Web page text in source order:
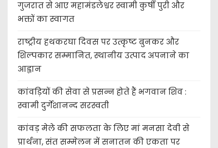
गुजरात से आए महामंडलेश्वर स्वामी कुर्षी पुरी और
भक्तों का स्वागत
राष्ट्रीय हथकरघा दिवस पर उत्कृष्ट बुनकर और
शिल्पकार सम्मानित, स्थानीय उत्पाद अपनाने का
आह्वान
कांवड़ियों की सेवा से प्रसन्न होते हैं भगवान शिव :
स्वामी दुर्गेशानन्द सरस्वती
कांवड़ मेले की सफलता के लिए मां मनसा देवी से
प्रार्थना, संत सम्मेलन में सनातन की एकता पर